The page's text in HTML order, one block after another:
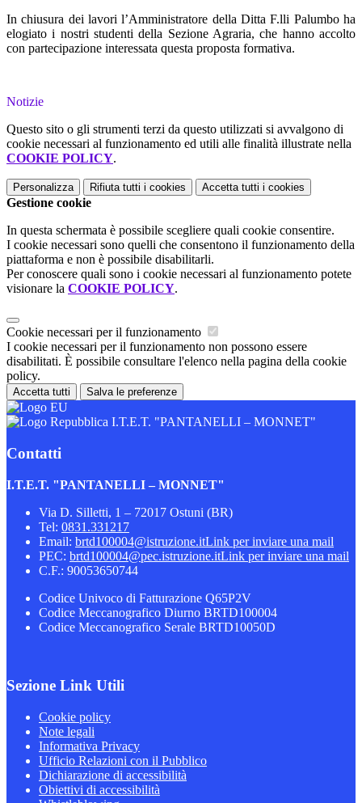
In chiusura dei lavori l’Amministratore della Ditta F.lli Palumbo ha
elogiato i nostri studenti della Sezione Agraria, che hanno accolto
con partecipazione interessata questa proposta formativa.
Notizie
Questo sito o gli strumenti terzi da questo utilizzati si avvalgono di
cookie necessari al funzionamento ed utili alle finalità illustrate nella
COOKIE POLICY.
Personalizza Rifiuta tutti i cookies Accetta tutti i cookies
Gestione cookie
In questa schermata è possibile scegliere quali cookie consentire.
I cookie necessari sono quelli che consentono il funzionamento della
piattaforma e non è possibile disabilitarli.
Per conoscere quali sono i cookie necessari al funzionamento potete
visionare la COOKIE POLICY.
Cookie necessari per il funzionamento
I cookie necessari per il funzionamento non possono essere
disabilitati. È possibile consultare l'elenco nella pagina della cookie
policy.
Accetta tutti Salva le preferenze
I.T.E.T. "PANTANELLI – MONNET"
Contatti
I.T.E.T. "PANTANELLI – MONNET"
Via D. Silletti, 1 – 72017 Ostuni (BR)
Tel: 0831.331217
Email: brtd100004@istruzione.itLink per inviare una mail
PEC: brtd100004@pec.istruzione.itLink per inviare una mail
C.F.: 90053650744
Codice Univoco di Fatturazione Q65P2V
Codice Meccanografico Diurno BRTD100004
Codice Meccanografico Serale BRTD10050D
Sezione Link Utili
Cookie policy
Note legali
Informativa Privacy
Ufficio Relazioni con il Pubblico
Dichiarazione di accessibilità
Obiettivi di accessibilità